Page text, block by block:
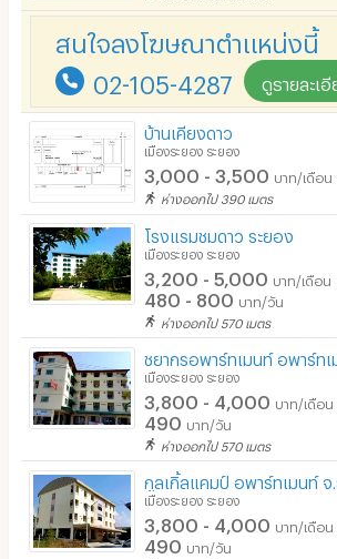
มีระบบรักษาความปลอดภัย (สแกนลายนิ้วมือ)
รปภ.
ร้านขายอาหาร
ร้านค้า สะดวกซื้อ
ร้านซัก-รีด / มีบริการเครื่องซักผ้า
ร้านทำผม-เสริมสวย
สถานี charge รถไฟฟ้า
สนใจลงโฆษณาตำแหน่งนี้
02-105-4287 ดูรายละเอี
บ้านเคียงดาว
เมืองระยอง ระยอง
3,000 - 3,500 บาท/เดือน
ห่างออกไป 390 เมตร
โรงแรมชมดาว ระยอง
เมืองระยอง ระยอง
3,200 - 5,000 บาท/เดือน
480 - 800 บาท/วัน
ห่างออกไป 570 เมตร
เมืองระยอง ระยอง
3,800 - 4,000 บาท/เดือน
490 บาท/วัน
ห่างออกไป 570 เมตร
เมืองระยอง ระยอง
3,800 - 4,000 บาท/เดือน
490 บาท/วัน